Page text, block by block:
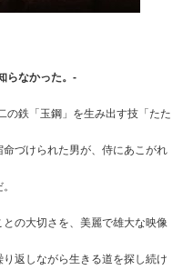
らなかった。-
の鉄「玉鋼」を生み出す技「たた
づけられた男が、侍にあこがれ
の大切さを、美麗で雄大な映像
返しながら生きる道を探し続け